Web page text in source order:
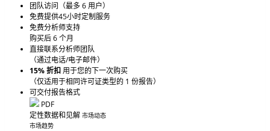
团队访问（最多 6 用户）
免费提供45小时定制服务
免费分析师支持
购买后 6 个月
直接联系分析师团队
（通过电话/电子邮件）
15% 折扣用于您的下一次购买
（仅适用于相同许可证类型的 1 份报告）
可交付报告格式
PDF
定性数据和见解 市场动态
市场趋势